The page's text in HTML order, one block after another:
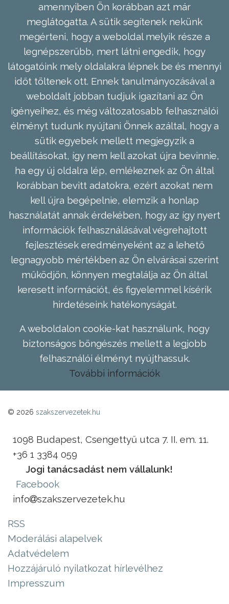
amennyiben Ön korábban azt már
meglátogatta. A sütik segítenek nekünk
megérteni, hogy a weboldal melyik része a
legnépszerűbb, mert látni engedik, hogy
látogatóink mely oldalakra lépnek be és mennyi
időt töltenek ott. Ennek tanulmányozásával a
weboldalt jobban tudjuk igazítani az Ön
igényeihez, és még változatosabb felhasználói
élményt tudunk nyújtani Önnek azáltal, hogy a
sütik egyebek mellett megjegyzik a
beállításokat, így nem kell azokat újra bevinnie,
ha egy új oldalra lép, emlékeznek az Ön által
korábban bevitt adatokra, ezért azokat nem
kell újra begépelnie, elemzik a honlap
használatát annak érdekében, hogy az így nyert
információk felhasználásával végrehajtott
fejlesztések eredményeként az a lehető
legnagyobb mértékben az Ön elvárásai szerint
működjön, könnyen megtalálja az Ön által
keresett információt, és figyelemmel kísérik
hirdetéseink hatékonyságát.
A weboldalon cookie-kat használunk, hogy
biztonságos böngészés mellett a legjobb
felhasználói élményt nyújthassuk.
További információk
© 2026 szakszervezetek.hu
1098 Budapest, Csengettyű utca 7. II. em. 11.
+36 1 3384 059
Jogi tanácsadást nem vállalunk!
Facebook
info
szakszervezetek.hu
RSS
Moderálási alapelvek
Adatvédelem
Hozzájáruló nyilatkozat hírlevélhez
Impresszum